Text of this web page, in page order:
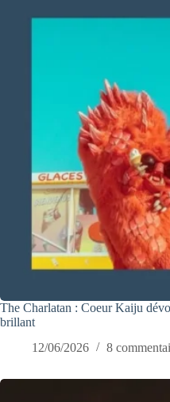
The Charlatan : Coeur Kaiju
brillant
12/06/2026
8